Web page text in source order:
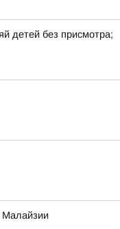
детей без присмотра;
Малайзии